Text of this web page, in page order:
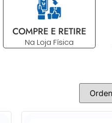
COMPRE E RETIRE
Na Loja Física